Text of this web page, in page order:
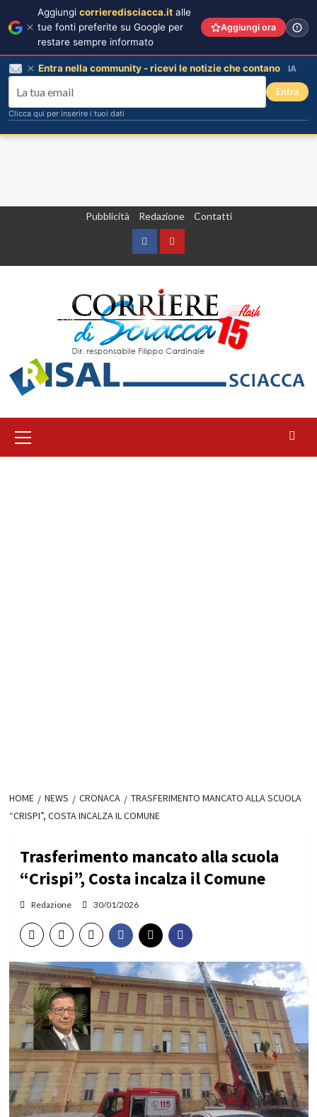
Pubblicità Redazione Contatti
FacebookYountube
principale
HOME NEWS CRONACA
TRASFERIMENTO MANCATO ALLA SCUOLA
“CRISPI”, COSTA INCALZA IL COMUNE
Trasferimento mancato alla scuola
“Crispi”, Costa incalza il Comune
Redazione 30/01/2026
Aggiungi corrieredisciacca.it alle
tue fonti preferite su Google per
restare sempre informato
Aggiungi ora
Entra nella community - ricevi le notizie che contano IA
Entra
Clicca qui per inserire i tuoi dati